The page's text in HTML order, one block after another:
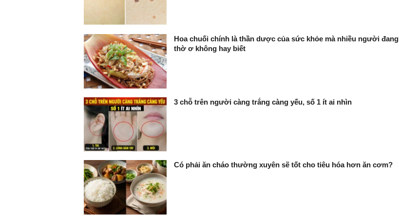
Hoa chuối chính là thần dược của sức khỏe mà nhiều người đang
thờ ơ không hay biết
3 chỗ trên người càng trắng càng yếu, số 1 ít ai nhìn
Có phải ăn cháo thường xuyên sẽ tốt cho tiêu hóa hơn ăn cơm?